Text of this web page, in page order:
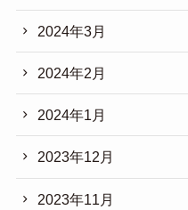
2024年3月
2024年2月
2024年1月
2023年12月
2023年11月